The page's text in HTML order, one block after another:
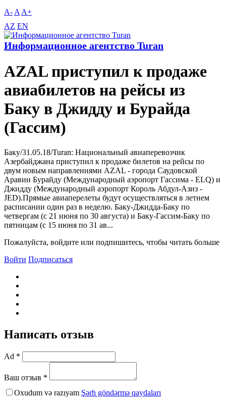
A- A A+
AZ EN
Информационное агентство Turan
AZAL приступил к продаже
авиабилетов на рейсы из
Баку в Джидду и Бурайда
(Гассим)
Баку/31.05.18/Turan: Национальный авиаперевозчик
Азербайджана приступил к продаже билетов на рейсы по
двум новым направлениями AZAL - города Саудовской
Аравии Бурайду (Международный аэропорт Гассима - ELQ) и
Джидду (Международный аэропорт Король Абдул-Азиз -
JED).Прямые авиаперелеты будут осуществляться в летнем
расписании один раз в неделю. Баку-Джидда-Баку по
четвергам (с 21 июня по 30 августа) и Баку-Гассим-Баку по
пятницам (с 15 июня по 31 ав...
Пожалуйста, войдите или подпишитесь, чтобы читать больше
Войти Подписаться
Написать отзыв
Ad *
Ваш отзыв *
Oxudum və razıyam Şərh göndərmə qaydaları